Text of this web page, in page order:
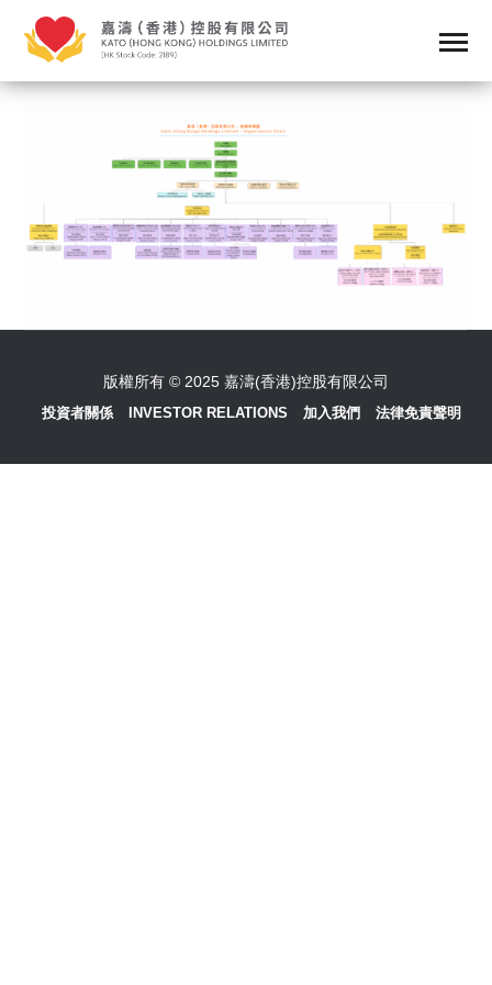
版權所有 © 2025 嘉濤(香港)控股有限公司
投資者關係 INVESTOR RELATIONS 加入我們 法律免責聲明